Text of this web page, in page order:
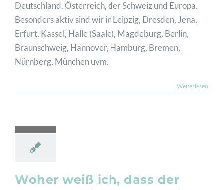
Deutschland, Österreich, der Schweiz und Europa.
Besonders aktiv sind wir in Leipzig, Dresden, Jena,
Erfurt, Kassel, Halle (Saale), Magdeburg, Berlin,
Braunschweig, Hannover, Hamburg, Bremen,
Nürnberg, München uvm.
Weiterlesen
Woher weiß ich, dass der